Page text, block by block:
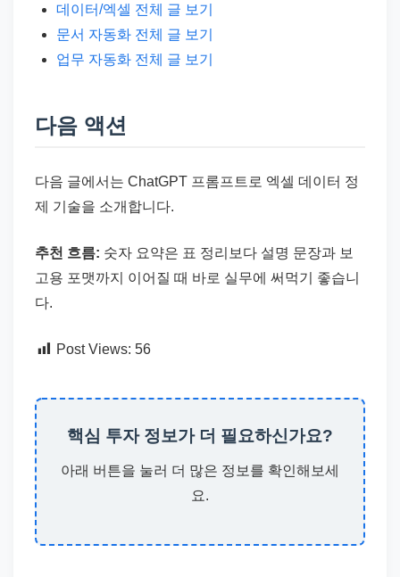
데이터/엑셀 전체 글 보기
문서 자동화 전체 글 보기
업무 자동화 전체 글 보기
다음 액션
다음 글에서는 ChatGPT 프롬프트로 엑셀 데이터 정
제 기술을 소개합니다.
추천 흐름: 숫자 요약은 표 정리보다 설명 문장과 보
고용 포맷까지 이어질 때 바로 실무에 써먹기 좋습니
다.
Post Views: 56
핵심 투자 정보가 더 필요하신가요?
아래 버튼을 눌러 더 많은 정보를 확인해보세
요.